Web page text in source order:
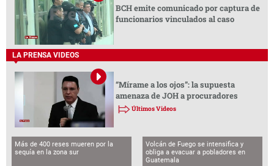
BCH emite comunicado por captura de
funcionarios vinculados al caso
LA PRENSA VIDEOS
“Mírame a los ojos”: la supuesta
amenaza de JOH a procuradores
Últimos Videos
Más de 400 reses mueren por la
sequía en la zona sur
Volcán de Fuego se intensifica y
obliga a evacuar a pobladores en
Guatemala